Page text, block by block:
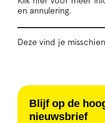
Blijf op de
nieuwsbrief
en annulering.
Deze vind je